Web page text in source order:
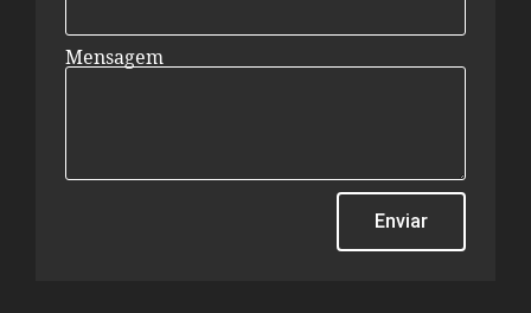
Mensagem
Enviar